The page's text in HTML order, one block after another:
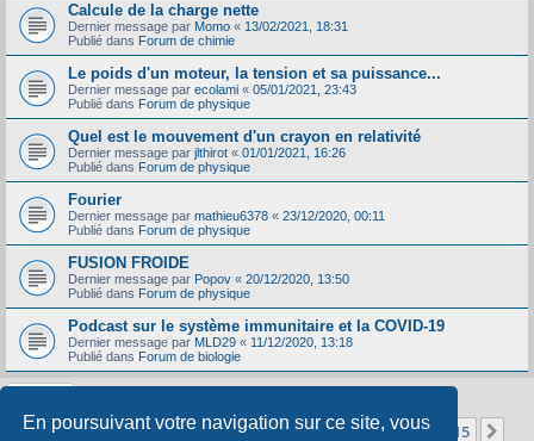
En poursuivant votre navigation sur ce site, vous
Calcule de la charge nette
Dernier message par Momo « 13/02/2021, 18:31
Publié dans Forum de chimie
Le poids d'un moteur, la tension et sa puissance...
Dernier message par ecolami « 05/01/2021, 23:43
Publié dans Forum de physique
Quel est le mouvement d'un crayon en relativité
Dernier message par jlthirot « 01/01/2021, 16:26
Publié dans Forum de physique
Fourier
Dernier message par mathieu6378 « 23/12/2020, 00:11
Publié dans Forum de physique
FUSION FROIDE
Dernier message par Popov « 20/12/2020, 13:50
Publié dans Forum de physique
Podcast sur le système immunitaire et la COVID-19
Dernier message par MLD29 « 11/12/2020, 13:18
Publié dans Forum de biologie
La recherche a retourné 356 résultats Page 1sur15
1 2 3 4 5 … 15